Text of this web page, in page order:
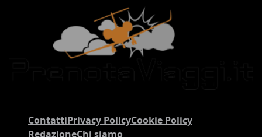
ContattiPrivacy PolicyCookie Policy
RedazioneChi siamo